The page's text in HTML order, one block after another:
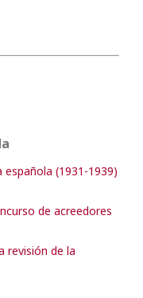
española (1931-1939)
de acreedores
revisión de la